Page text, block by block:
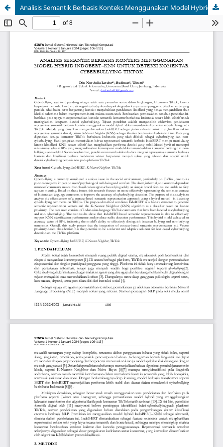
Analisis Semantik Berbasis Konteks Menggunakan Model Hybrid Indobert–knn untuk Deteksi Komentar Cyberbullying Tiktok